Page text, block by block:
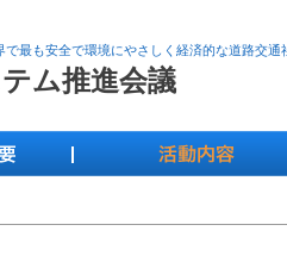
ム推進会議
最も安全で環境にやさしく経済的な道路交通